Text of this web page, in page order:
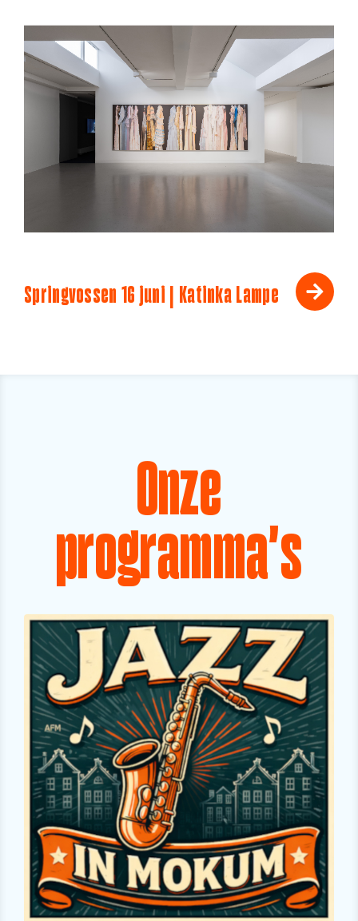
Springvossen 16 juni | Katinka Lampe
Onze
programma's